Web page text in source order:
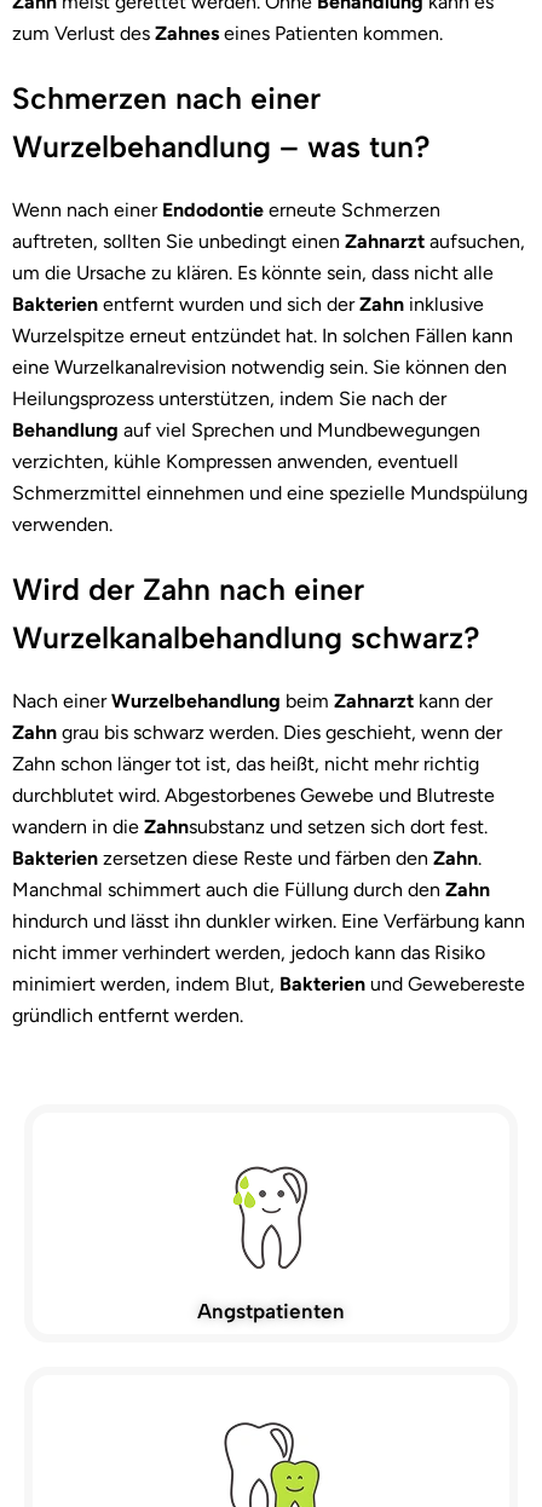
zum Verlust des Zahnes eines Patienten kommen.
Schmerzen nach einer
Wurzelbehandlung – was tun?
Wenn nach einer Endodontie erneute Schmerzen
auftreten, sollten Sie unbedingt einen Zahnarzt aufsuchen,
um die Ursache zu klären. Es könnte sein, dass nicht alle
Bakterien entfernt wurden und sich derZahn inklusive
Wurzelspitze erneut entzündet hat. In solchen Fällen kann
eine Wurzelkanalrevision notwendig sein. Sie können den
Heilungsprozess unterstützen, indem Sie nach der
Behandlung auf viel Sprechen und Mundbewegungen
verzichten, kühle Kompressen anwenden, eventuell
Schmerzmittel einnehmen und eine spezielle Mundspülung
verwenden.
Wird der Zahn nach einer
Wurzelkanalbehandlung schwarz?
Nach einerWurzelbehandlung beim Zahnarzt kann der
Zahn grau bis schwarz werden. Dies geschieht, wenn der
Zahn schon länger tot ist, das heißt, nicht mehr richtig
durchblutet wird. Abgestorbenes Gewebe und Blutreste
wandern in die Zahnsubstanz und setzen sich dort fest.
Bakterien zersetzen diese Reste und färben den Zahn.
Manchmal schimmert auch die Füllung durch den Zahn
hindurch und lässt ihn dunkler wirken. Eine Verfärbung kann
nicht immer verhindert werden, jedoch kann das Risiko
minimiert werden, indem Blut, Bakterien und Gewebereste
gründlich entfernt werden.
Angstpatienten